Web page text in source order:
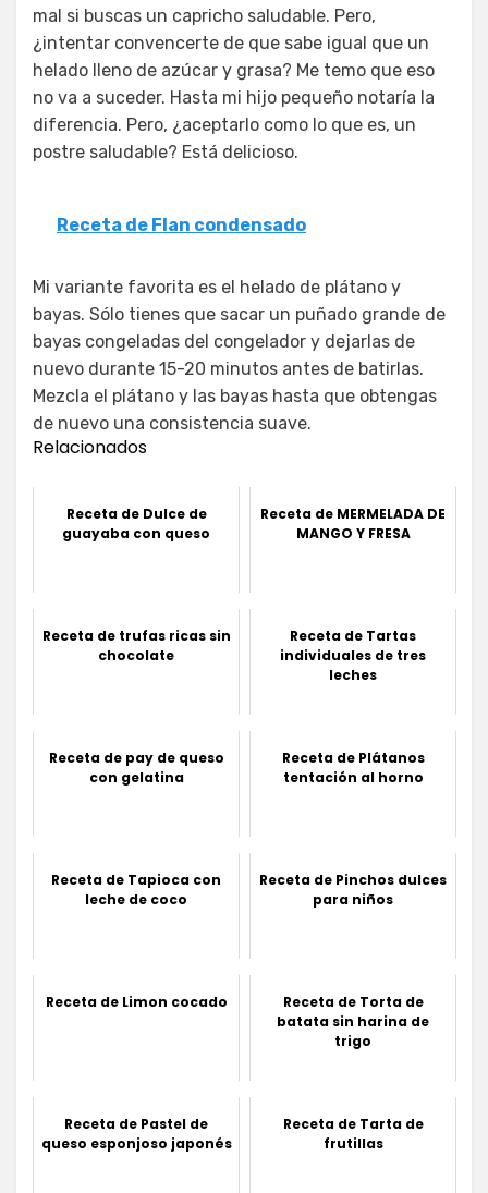
mal si buscas un capricho saludable. Pero,
¿intentar convencerte de que sabe igual que un
helado lleno de azúcar y grasa? Me temo que eso
no va a suceder. Hasta mi hijo pequeño notaría la
diferencia. Pero, ¿aceptarlo como lo que es, un
postre saludable? Está delicioso.
Receta de Flan condensado
Mi variante favorita es el helado de plátano y
bayas. Sólo tienes que sacar un puñado grande de
bayas congeladas del congelador y dejarlas de
nuevo durante 15-20 minutos antes de batirlas.
Mezcla el plátano y las bayas hasta que obtengas
de nuevo una consistencia suave.
Relacionados
Receta de Dulce de
guayaba con queso
Receta de MERMELADA DE
MANGO Y FRESA
Receta de trufas ricas sin
chocolate
Receta de Tartas
individuales de tres
leches
Receta de pay de queso
con gelatina
Receta de Plátanos
tentación al horno
Receta de Tapioca con
leche de coco
Receta de Pinchos dulces
para niños
Receta de Limon cocado
Receta de Torta de
batata sin harina de
trigo
Receta de Pastel de
queso esponjoso japonés
Receta de Tarta de
frutillas